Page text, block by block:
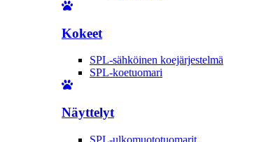
Kokeet
SPL-sähköinen koejärjestelmä
SPL-koetuomari
Näyttelyt
SPL-ulkomuototuomarit